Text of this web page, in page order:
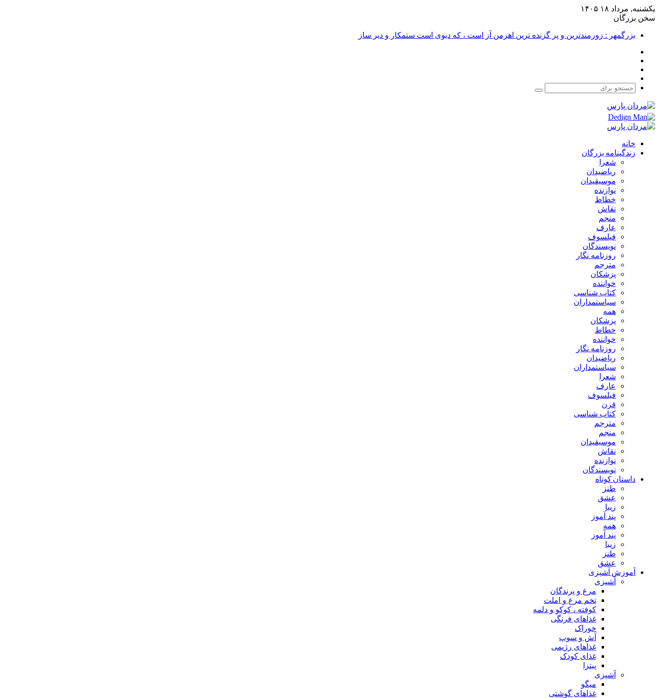
یکشنبه, مرداد ۱۸ ۱۴۰۵
سخن بزرگان
بزرگمهر : زورمندترین و پر گزنده ترین اهرمن آز است ، که دیوی است ستمکار و دیر ساز
جستجو
خانه
زندگینامه بزرگان
شعرا
ریاضیدان
موسیقیدان
نوازنده
خطاط
نقاش
منجم
عارف
فیلسوف
نویسندگان
روزنامه نگار
مترجم
پزشکان
خواننده
کتاب شناسی
سیاستمداران
همه
پزشکان
خطاط
خواننده
روزنامه نگار
ریاضیدان
سیاستمداران
شعرا
عارف
فیلسوف
قرن
کتاب شناسی
مترجم
منجم
موسیقیدان
نقاش
نوازنده
نویسندگان
داستان کوتاه
طنز
عشق
زیبا
پند آموز
همه
پند آموز
زیبا
طنز
عشق
آموزش آشپزی
آشپزی
مرغ و پرندگان
تخم مرغ و املت
کوفته ، کوکو و دلمه
غذاهای فرنگی
خوراک
آش و سوپ
غذاهای رژیمی
غذای کودک
پیتزا
آشپزی
میگو
غذاهای گوشتی